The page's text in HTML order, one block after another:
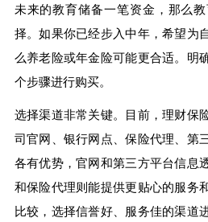
未来的教育储备一笔资金，那么
择。如果你已经步入中年，希望为
么养老险或年金险可能更合适。明
个步骤进行购买。
选择渠道非常关键。目前，理财保
司官网、银行网点、保险代理、第
各有优势，官网和第三方平台信息
和保险代理则能提供更贴心的服务
比较，选择信誉好、服务佳的渠道